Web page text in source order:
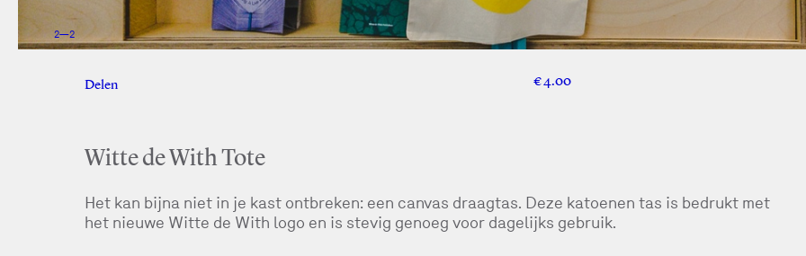
1—2
Delen € 4.00
Witte de With Tote
Het kan bijna niet in je kast ontbreken: een canvas draagtas. Deze katoenen tas is bedrukt met
het nieuwe Witte de With logo en is stevig genoeg voor dagelijks gebruik.